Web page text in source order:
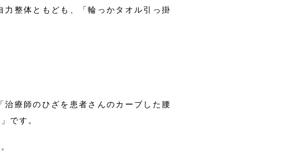
整体ともども、「輪っかタオル引っ掛
療師のひざを患者さんのカーブした腰
です。